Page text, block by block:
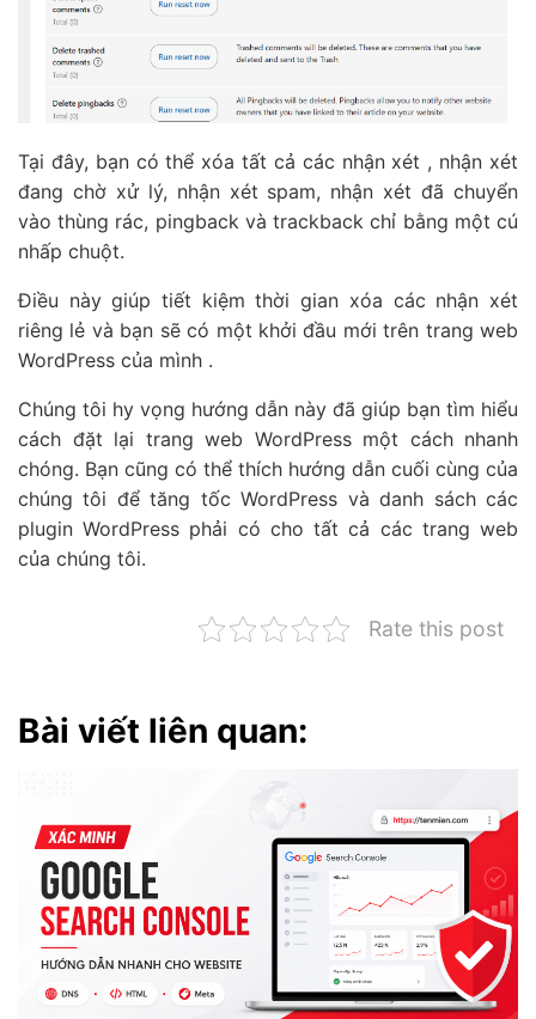
Tại đây, bạn có thể xóa tất cả các nhận xét , nhận xét
đang chờ xử lý, nhận xét spam, nhận xét đã chuyển
vào thùng rác, pingback và trackback chỉ bằng một cú
nhấp chuột.
Điều này giúp tiết kiệm thời gian xóa các nhận xét
riêng lẻ và bạn sẽ có một khởi đầu mới trên trang web
WordPress của mình .
Chúng tôi hy vọng hướng dẫn này đã giúp bạn tìm hiểu
cách đặt lại trang web WordPress một cách nhanh
chóng. Bạn cũng có thể thích hướng dẫn cuối cùng của
chúng tôi để tăng tốc WordPress và danh sách các
plugin WordPress phải có cho tất cả các trang web
của chúng tôi.
Rate this post
Bài viết liên quan: